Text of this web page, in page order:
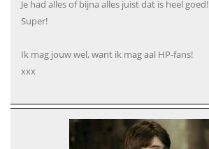
Je had alles of bijna alles juist dat is heel goed!
Super!
Ik mag jouw wel, want ik mag aal HP-fans!
xxx